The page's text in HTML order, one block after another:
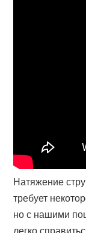
Натяжение
требует
но с нашими